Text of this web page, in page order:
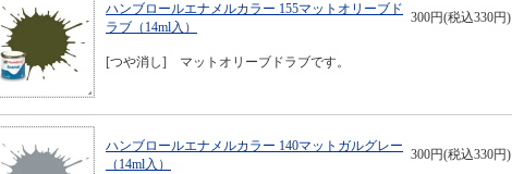
ハンブロールエナメルカラー 155マットオリーブド
ラブ（14ml入）
300円(税込330円)
[つや消し] マットオリーブドラブです。
ハンブロールエナメルカラー 140マットガルグレー
（14ml入）
300円(税込330円)